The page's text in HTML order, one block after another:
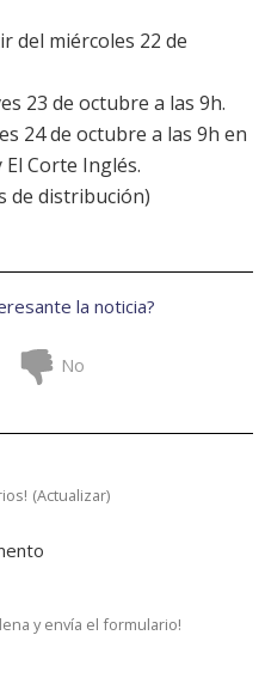
del miércoles 22 de
23 de octubre a las 9h.
24 de octubre a las 9h en
Corte Inglés.
de distribución)
la noticia?
No
(Actualizar)
y envía el formulario!